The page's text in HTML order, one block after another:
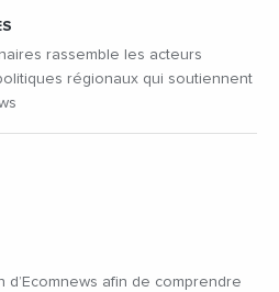
d’Ecomnews afin de comprendre
rassemble les acteurs
régionaux qui soutiennent